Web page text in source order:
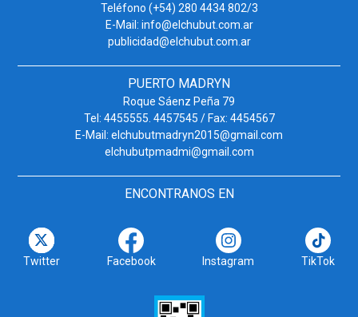
Teléfono (+54) 280 4434 802/3
E-Mail: info@elchubut.com.ar
publicidad@elchubut.com.ar
PUERTO MADRYN
Roque Sáenz Peña 79
Tel: 4455555. 4457545 / Fax: 4454567
E-Mail: elchubutmadryn2015@gmail.com
elchubutpmadmi@gmail.com
ENCONTRANOS EN
Twitter Facebook Instagram TikTok